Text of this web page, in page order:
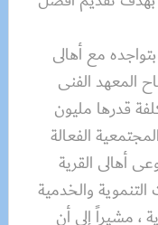
مع أهالى
المعهد الفنى
قدرها مليون
الفعالة
أهالى القرية
والخدمية
، مشيراً إلى أن